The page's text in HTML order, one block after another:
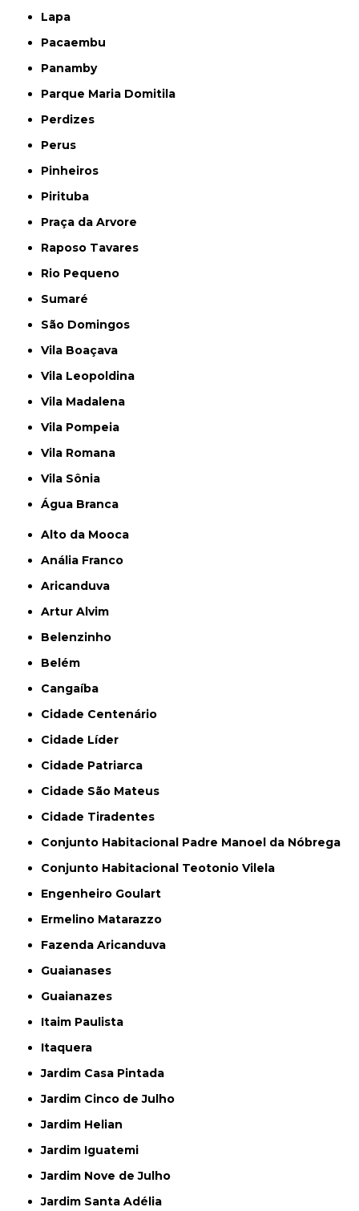
Lapa
Pacaembu
Panamby
Parque Maria Domitila
Perdizes
Perus
Pinheiros
Pirituba
Praça da Arvore
Raposo Tavares
Rio Pequeno
Sumaré
São Domingos
Vila Boaçava
Vila Leopoldina
Vila Madalena
Vila Pompeia
Vila Romana
Vila Sônia
Água Branca
Alto da Mooca
Anália Franco
Aricanduva
Artur Alvim
Belenzinho
Belém
Cangaíba
Cidade Centenário
Cidade Líder
Cidade Patriarca
Cidade São Mateus
Cidade Tiradentes
Conjunto Habitacional Padre Manoel da Nóbrega
Conjunto Habitacional Teotonio Vilela
Engenheiro Goulart
Ermelino Matarazzo
Fazenda Aricanduva
Guaianases
Guaianazes
Itaim Paulista
Itaquera
Jardim Casa Pintada
Jardim Cinco de Julho
Jardim Helian
Jardim Iguatemi
Jardim Nove de Julho
Jardim Santa Adélia